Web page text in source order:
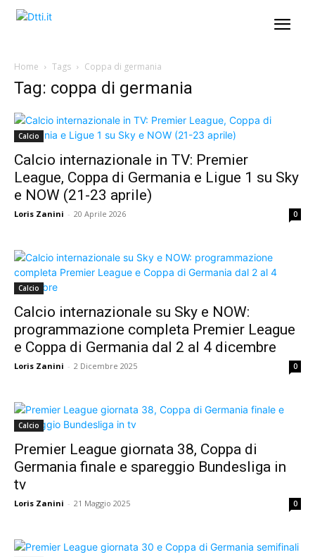
Home Tags Coppa di germania
Tag: coppa di germania
Calcio
Calcio internazionale in TV: Premier
League, Coppa di Germania e Ligue 1 su Sky
e NOW (21-23 aprile)
Loris Zanini - 20 Aprile 2026 0
Calcio
Calcio internazionale su Sky e NOW:
programmazione completa Premier League
e Coppa di Germania dal 2 al 4 dicembre
Loris Zanini - 2 Dicembre 2025 0
Calcio
Premier League giornata 38, Coppa di
Germania finale e spareggio Bundesliga in
tv
Loris Zanini - 21 Maggio 2025 0